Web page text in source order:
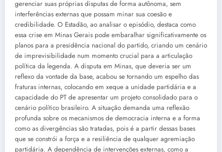
gerenciar suas próprias disputas de forma autônoma, sem
interferências externas que possam minar sua coesão e
credibilidade. O Estadão, ao analisar o episódio, destaca como
essa crise em Minas Gerais pode embaralhar significativamente os
planos para a presidência nacional do partido, criando um cenário
de imprevisibilidade num momento crucial para a articulação
política da legenda. A disputa em Minas, que deveria ser um
reflexo da vontade da base, acabou se tornando um espelho das
fraturas internas, colocando em xeque a unidade partidária e a
capacidade do PT de apresentar um projeto consolidado para o
cenário político brasileiro. A situação demanda uma reflexão
profunda sobre os mecanismos de democracia interna e a forma
como as divergências são tratadas, pois é a partir dessas bases
que se constrói a força e a resiliência de qualquer agremiação
partidária. A dependência de intervenções externas, como a